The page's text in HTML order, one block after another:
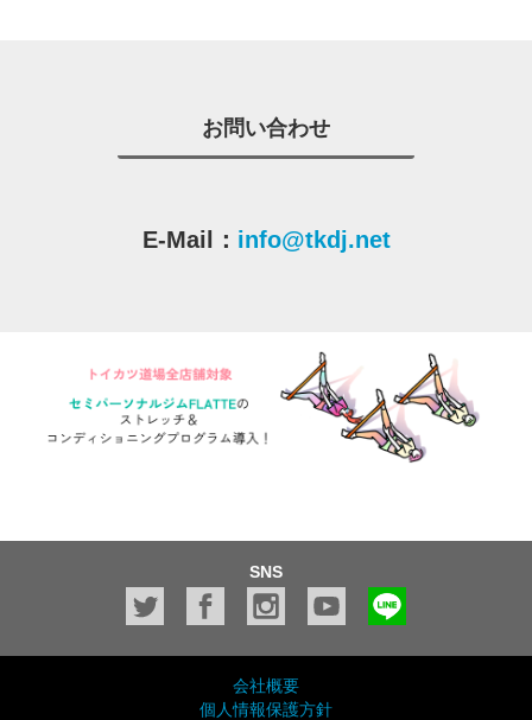
お問い合わせ
E-Mail： info@tkdj.net
SNS
会社概要
個人情報保護方針